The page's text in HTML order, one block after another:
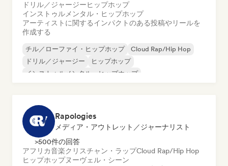
ドリル／ジャージーヒップホップ
インストゥルメンタル・ヒップホップ
アーティストに関するインパクトのある投稿やリールを
作成する
チル／ローファイ・ヒップホップ
Cloud Rap/Hip Hop
ドリル／ジャージー
ヒップホップ
インストゥルメンタル・ヒップホップ
Rapologies
メディア・アウトレット／ジャーナリスト
>500件の回答
アフリカ音楽クリスチャン・ラップCloud Rap/Hip Hop
ヒップホップヌーヴェル・シーン